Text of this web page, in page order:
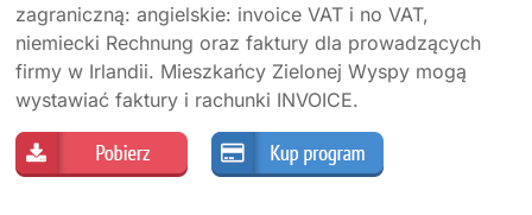
zagraniczną: angielskie: invoice VAT i no VAT,
niemiecki Rechnung oraz faktury dla prowadzących
firmy w Irlandii. Mieszkańcy Zielonej Wyspy mogą
wystawiać faktury i rachunki INVOICE.